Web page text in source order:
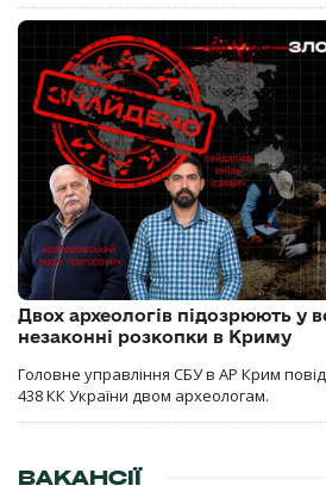
Двох археологів підозрюють у
незаконні розкопки в Криму
Головне управління СБУ в АР Крим
438 КК України двом археологам.
ВАКАНСІЇ